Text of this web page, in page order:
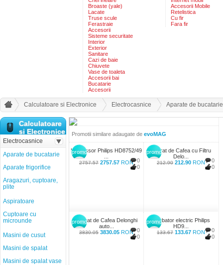
Broaste (yale)
Lacate
Truse scule
Ferastraie
Accesorii
Sisteme securitate
Interior
Exterior
Sanitare
Cazi de baie
Chiuvete
Vase de toaleta
Accesorii bai
Bucatarie
Accesorii
Accesorii Mobile
Retelistica
Cu fir
Fara fir
Calculatoare si Electronice Electrocasnice Aparate de bucatarie
Promotii similare adaugate de evoMAG
promo
0
0
Espressor Philips HD8752/49
2757.57 2757.57 RON
promo
0
0
Aparat de Cafea cu Filtru
Delo...
212.90 212.90 RON
promo
0
0
Aparat de Cafea Delonghi
auto...
3830.05 3830.05 RON
promo
0
0
Fierbator electric Philips
HD9...
133.67 133.67 RON
Calculatoare
si Electronice
Electrocasnice
Aparate de bucatarie
Aparate frigorifice
Aragazuri, cuptoare,
plite
Aspiratoare
Cuptoare cu
microunde
Masini de cusut
Masini de spalat
Masini de spalat vase